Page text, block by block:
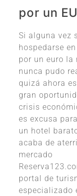
por un
Si alguna vez
hospedarse
por un euro la
nunca pudo
quizá ahora
gran
crisis
es excusa
un hotel
acaba de
mercado
portal de
especializado